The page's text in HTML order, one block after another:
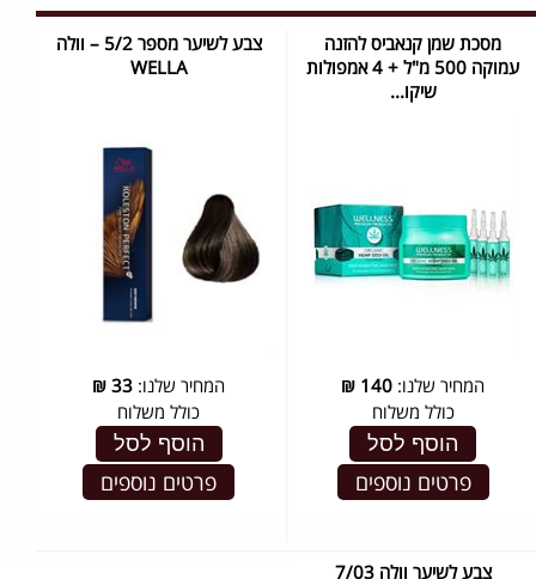
מסכת שמן קנאביס להזנה
עמוקה 500 מ"ל + 4 אמפולות
שיקו...
המחיר שלנו: 140
₪
כולל משלוח
הוסף לסל
פרטים נוספים
צבע לשיער מספר 5/2 – וולה
WELLA
המחיר שלנו: 33
₪
כולל משלוח
הוסף לסל
פרטים נוספים
צבע לשיער וולה 7/03